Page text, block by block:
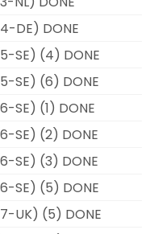
DE) DONE
SE) (4) DONE
SE) (6) DONE
SE) (1) DONE
SE) (2) DONE
SE) (3) DONE
SE) (5) DONE
UK) (5) DONE